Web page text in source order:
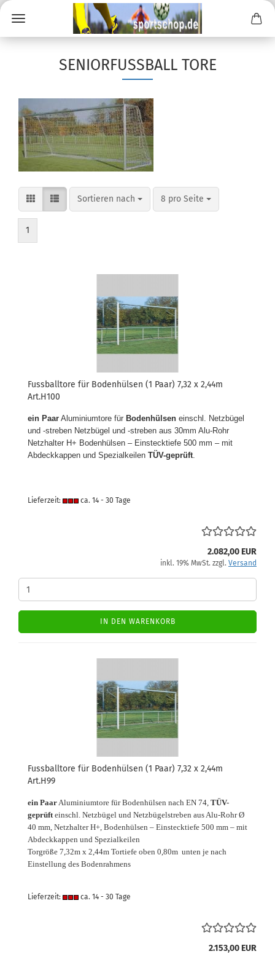
SENIORFUSSBALL TORE
Sortieren nach
Sortieren nach 8 pro Seite
pro Seite
1
Fussballtore für Bodenhülsen (1 Paar) 7,32 x 2,44m
Art.H100
ein Paar Aluminiumtore für Bodenhülsen einschl. Netzbügel
und -streben Netzbügel und -streben aus 30mm Alu-Rohr
Netzhalter H+ Bodenhülsen – Einstecktiefe 500 mm – mit
Abdeckkappen und Spezialkeilen TÜV-geprüft.
Lieferzeit: ca. 14 - 30 Tage
2.082,00 EUR
inkl. 19% MwSt. zzgl. Versand
IN DEN WARENKORB
Fussballtore für Bodenhülsen (1 Paar) 7,32 x 2,44m
Art.H99
ein PaarAluminiumtore für Bodenhülsen nach EN 74, TÜV-
geprüfteinschl. Netzbügel und Netzbügelstreben aus Alu-Rohr Ø
40 mm, Netzhalter H+, Bodenhülsen – Einstecktiefe 500 mm – mit
Abdeckkappen und Spezialkeilen
Torgröße 7,32m x 2,44m Tortiefe oben 0,80m unten je nach
Einstellung des Bodenrahmens
Lieferzeit: ca. 14 - 30 Tage
2.153,00 EUR